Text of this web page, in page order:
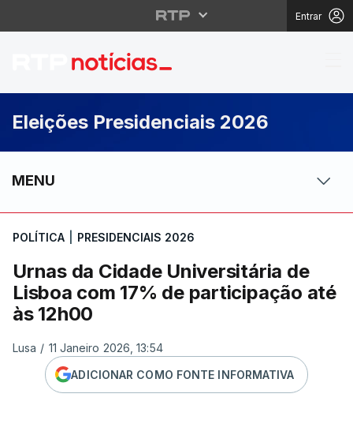
Entrar
Urnas da Cidade
Eleições Presidenciais 2026
MENU
POLÍTICA PRESIDENCIAIS 2026
Urnas da Cidade Universitária de
Lisboa com 17% de participação até
às 12h00
Lusa / 11 Janeiro 2026, 13:54
ADICIONAR COMO FONTE INFORMATIVA